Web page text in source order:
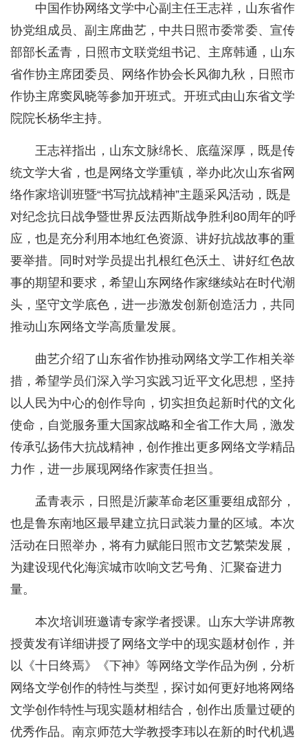
中国作协网络文学中心副主任王志祥，山东省作
协党组成员、副主席曲艺，中共日照市委常委、宣传
部部长孟青，日照市文联党组书记、主席韩通，山东
省作协主席团委员、网络作协会长风御九秋，日照市
作协主席窦凤晓等参加开班式。开班式由山东省文学
院院长杨华主持。
王志祥指出，山东文脉绵长、底蕴深厚，既是传
统文学大省，也是网络文学重镇，举办此次山东省网
络作家培训班暨“书写抗战精神”主题采风活动，既是
对纪念抗日战争暨世界反法西斯战争胜利80周年的呼
应，也是充分利用本地红色资源、讲好抗战故事的重
要举措。同时对学员提出扎根红色沃土、讲好红色故
事的期望和要求，希望山东网络作家继续站在时代潮
头，坚守文学底色，进一步激发创新创造活力，共同
推动山东网络文学高质量发展。
曲艺介绍了山东省作协推动网络文学工作相关举
措，希望学员们深入学习实践习近平文化思想，坚持
以人民为中心的创作导向，切实担负起新时代的文化
使命，自觉服务重大国家战略和全省工作大局，激发
传承弘扬伟大抗战精神，创作推出更多网络文学精品
力作，进一步展现网络作家责任担当。
孟青表示，日照是沂蒙革命老区重要组成部分，
也是鲁东南地区最早建立抗日武装力量的区域。本次
活动在日照举办，将有力赋能日照市文艺繁荣发展，
为建设现代化海滨城市吹响文艺号角、汇聚奋进力
量。
本次培训班邀请专家学者授课。山东大学讲席教
授黄发有详细讲授了网络文学中的现实题材创作，并
以《十日终焉》《下神》等网络文学作品为例，分析
网络文学创作的特性与类型，探讨如何更好地将网络
文学创作特性与现实题材相结合，创作出质量过硬的
优秀作品。南京师范大学教授李玮以在新的时代机遇